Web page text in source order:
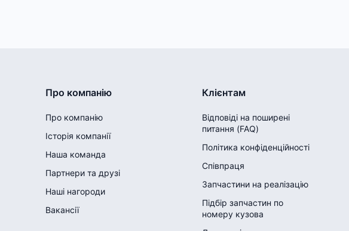
Про компанію
Про компанію
Історія компанії
Наша команда
Партнери та друзі
Наші нагороди
Вакансії
Клієнтам
Відповіді на поширені
питання (FAQ)
Політика конфіденційності
Співпраця
Запчастини на реалізацію
Підбір запчастин по
номеру кузова